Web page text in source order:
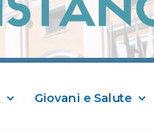
Giovani e Salute